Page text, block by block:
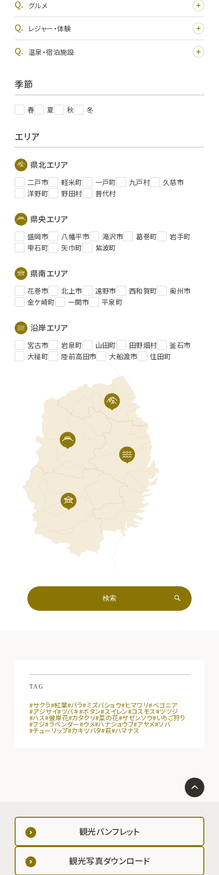
グルメ
レジャー・体験
温泉・宿泊施設
季節
春 夏 秋 冬
エリア
県北エリア
二戸市 軽米町 一戸町 九戸村
久慈市
洋野町
野田村 普代村
県央エリア
盛岡市 八幡平市 滝沢市 葛巻町
岩手町
雫石町
矢巾町 紫波町
県南エリア
花巻市 北上市 遠野市 西和賀町
奥州市
金ケ崎町
一関市 平泉町
沿岸エリア
宮古市 岩泉町 山田町 田野畑村
釜石市
大槌町
陸前高田市 大船渡市 住田町
TAG
#サクラ#紅葉#バラ#ミズバショウ#ヒマワリ#ベゴニア
#アジサイ#ツバキ#ボタン#スイレン#コスモス#ツツジ
#ハス#彼岸花#カタクリ#菜の花#ザゼンソウ#いちご狩り
#フジ#ラベンダー#ウメ#ハナショウブ#アヤメ#ソバ
#チューリップ#カキツバタ#萩#ハマナス
観光パンフレット
観光写真ダウンロード